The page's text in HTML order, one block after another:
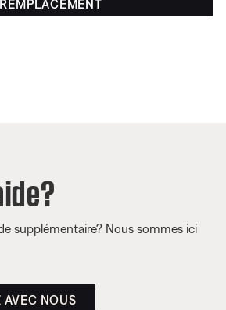
REMPLACEMENT
supplémentaire? Nous sommes ici
NOUS